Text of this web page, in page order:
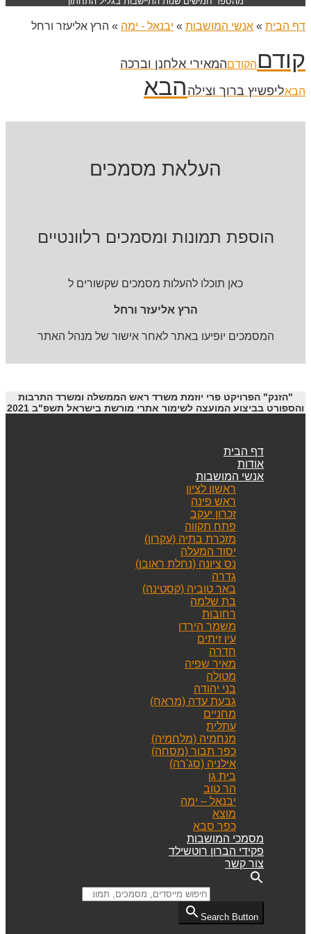
דף הבית » אנשי המושבות » יבנאל - ימה » הרץ אליעזר ורחל
קודם הקודםהמאירי אלחנן וברכה
הבאליפשיץ ברוך וצילה הבא
העלאת מסמכים
הוספת תמונות ומסמכים רלוונטיים
כאן תוכלו להעלות מסמכים שקשורים ל
הרץ אליעזר ורחל
המסמכים יופיעו באתר לאחר אישור של מנהל האתר
"הזנק" הפרויקט פרי יוזמת משרד ראש הממשלה ומשרד התרבות
והספורט בביצוע המועצה לשימור אתרי מורשת בישראל תשפ"ב 2021
דף הבית
אודות
אנשי המושבות
ראשון לציון
ראש פינה
זכרון יעקב
פתח תקווה
מזכרת בתיה (עקרון)
יסוד המעלה
נס ציונה (נחלת ראובן)
גדרה
באר טוביה (קסטינה)
בת שלמה
רחובות
משמר הירדן
עין זיתים
חדרה
מאיר שפיה
מטולה
בני יהודה
גבעת עדה (מראח)
מחניים
עתלית
מנחמיה (מלחמיה)
כפר תבור (מסחה)
אילניה (סג'רה)
בית גן
הר טוב
יבנאל – ימה
מוצא
כפר סבא
מסמכי המושבות
פקידי הברון רוטשילד
צור קשר
Search Button